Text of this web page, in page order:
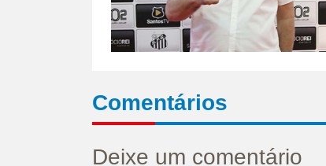
Comentários
Deixe um comentário